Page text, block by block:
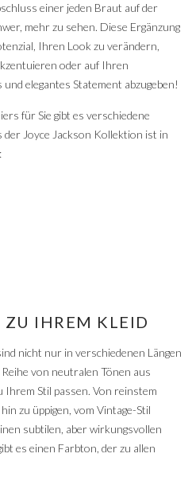
einer jeden Braut auf der
mehr zu sehen. Diese Ergänzung
Ihren Look zu verändern,
oder auf Ihren
elegantes Statement abzugeben!
für Sie gibt es verschiedene
der Joyce Jackson Kollektion ist in
ZU IHREM KLEID
nicht nur in verschiedenen Längen
von neutralen Tönen aus
Ihrem Stil passen. Von reinstem
zu üppigen, vom Vintage-Stil
subtilen, aber wirkungsvollen
es einen Farbton, der zu allen